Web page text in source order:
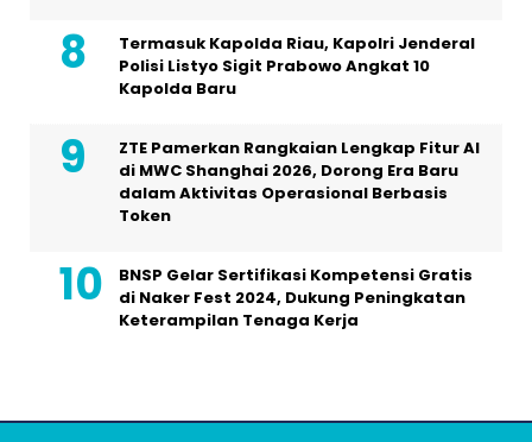
Termasuk Kapolda Riau, Kapolri Jenderal
Polisi Listyo Sigit Prabowo Angkat 10
Kapolda Baru
ZTE Pamerkan Rangkaian Lengkap Fitur AI
di MWC Shanghai 2026, Dorong Era Baru
dalam Aktivitas Operasional Berbasis
Token
BNSP Gelar Sertifikasi Kompetensi Gratis
di Naker Fest 2024, Dukung Peningkatan
Keterampilan Tenaga Kerja